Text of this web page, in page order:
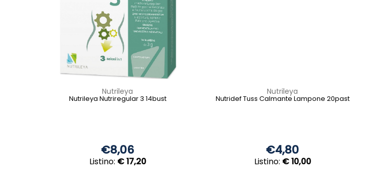
Nutrileya
Nutrileya Nutriregular 3 14bust
€8,06
Listino: € 17,20
Nutrileya
Nutridef Tuss Calmante Lampone 20past
€4,80
Listino: € 10,00